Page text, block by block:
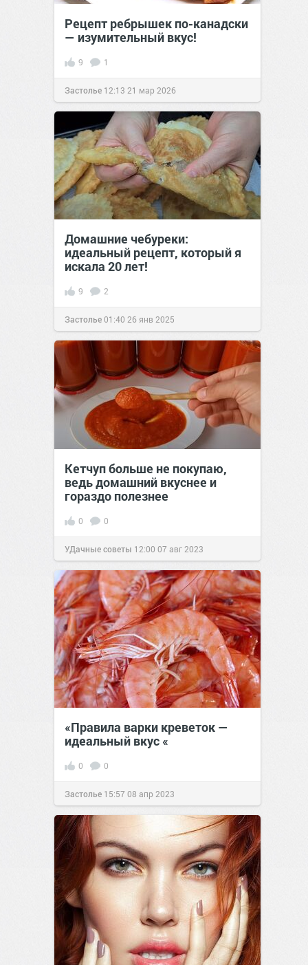
Рецепт ребрышек по-канадски
— изумительный вкус!
9 1
Застолье 12:13 21 мар 2026
Домашние чебуреки:
идеальный рецепт, который я
искала 20 лет!
9 2
Застолье01:40 26 янв 2025
Кетчуп больше не покупаю,
ведь домашний вкуснее и
гораздо полезнее
0 0
УДачные советы 12:00 07 авг 2023
«Правила варки креветок —
идеальный вкус «
0 0
Застолье 15:57 08 апр 2023